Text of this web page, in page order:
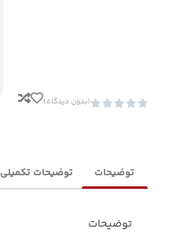




(بدون دیدگاه)
توضیحات توضیحات تکمیلی
توضیحات